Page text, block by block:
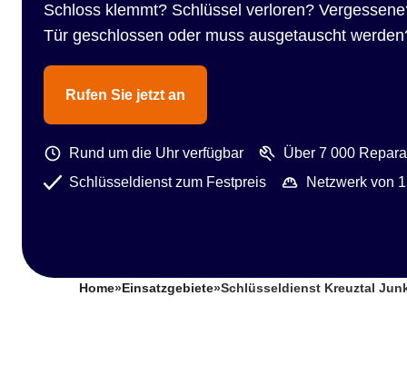
Schloss klemmt? Schlüssel verloren?
Tür geschlossen oder muss ausgetauscht
Rufen Sie jetzt an
Rund um die Uhr verfügbar
Über 7 000
Schlüsseldienst zum Festpreis
Netzwerk von
Home» Einsatzgebiete»Schlüsseldienst Kreuztal